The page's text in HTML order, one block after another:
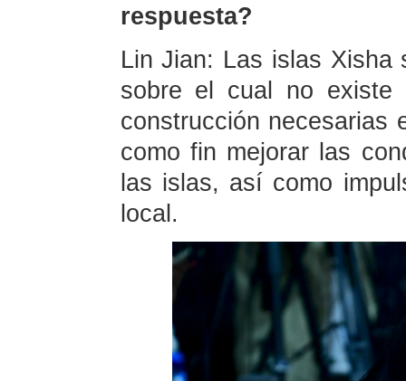
respuesta?
Lin Jian: Las islas Xisha
sobre el cual no existe
construcción necesarias
como fin mejorar las
las islas, así como
local.